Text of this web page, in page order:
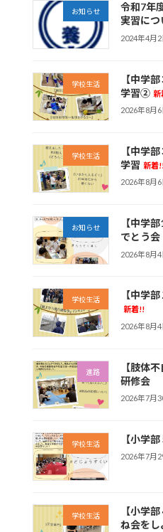
お知らせ
令和7年
実習につ
2024年4月2
学校生活
【中学
学習② 新
2026年8月6
学校生活
【中学
学習 新着
2026年8月6
お知らせ
【中学
でとう会
2026年8月4
学校生活 【中学
新着!!
2026年8月4
進路
【肢体
研修会
2026年7月
学校生活 【小学
2026年7月
学校生活
【小学
ね会をし